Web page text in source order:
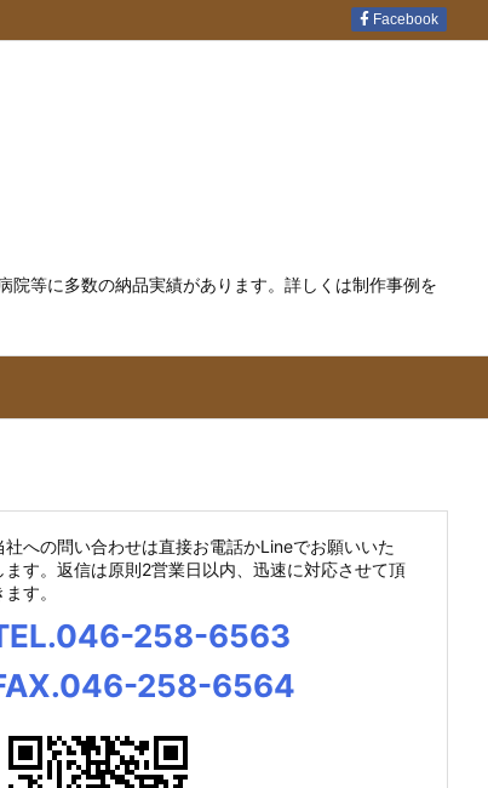
等に多数の納品実績があります。詳しくは制作事例を
Facebook
社への問い合わせは直接お電話かLineでお願いいた
ます。返信は原則2営業日以内、迅速に対応させて頂
ます。
258-6563
258-6564